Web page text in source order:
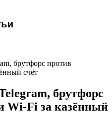
брутфорс против
счёт
брутфорс
Wi-Fi за казённый